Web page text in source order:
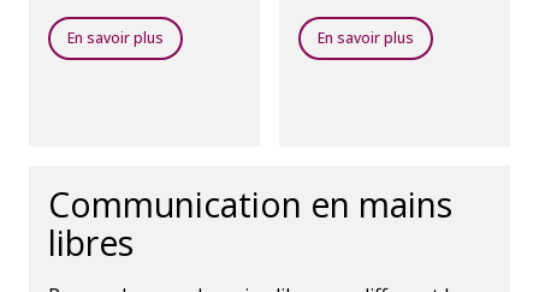
En savoir plus
parleurs ou en
streaming, nous avons
créé un programme
En savoir plus
Communication en mains
libres